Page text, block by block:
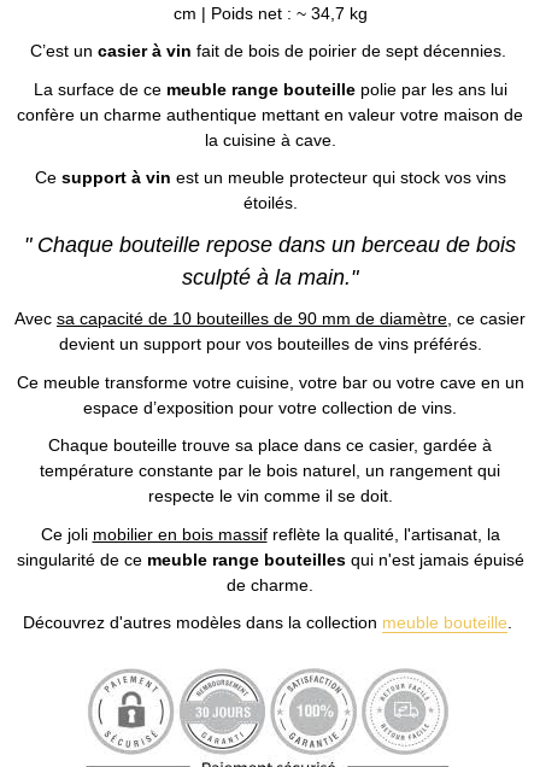
cm | Poids net : ~ 34,7 kg
C’est un casier à vin fait de bois de poirier de sept décennies.
La surface de ce meuble range bouteillepolie par les ans lui
confère un charme authentique mettant en valeur votre maison de
la cuisine à cave.
Ce support à vin est un meuble protecteur qui stock vos vins
étoilés.
" Chaque bouteille repose dans un berceau de bois
sculpté à la main."
Avec sa capacité de 10 bouteilles de 90 mm de diamètre, ce casier
devient un support pour vos bouteilles de vins préférés.
Ce meuble transforme votre cuisine, votre bar ou votre cave en un
espace d’exposition pour votre collection de vins.
Chaque bouteille trouve sa place dans ce casier, gardée à
température constante par le bois naturel, un rangement qui
respecte le vin comme il se doit.
Ce joli mobilier en bois massifreflète la qualité, l'artisanat, la
singularité de ce meuble range bouteillesqui n'est jamais épuisé
de charme.
Découvrez d'autres modèles dans la collection meuble bouteille.